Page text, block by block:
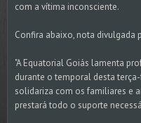
com a vítima inconsciente.
Confira abaixo, nota divulgada
"A Equatorial Goiás lamenta
durante o temporal desta
solidariza com os familiares e
prestará todo o suporte